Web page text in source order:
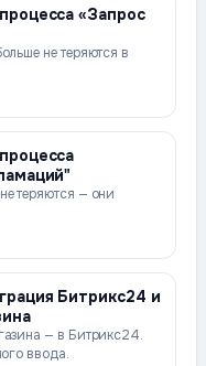
«Запрос
не теряются в
теряются — они
Битрикс24 и
— в Битрикс24.
ввода.